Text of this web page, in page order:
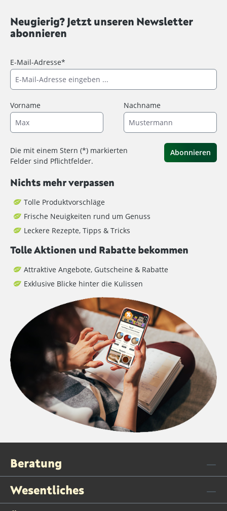
Neugierig? Jetzt unseren Newsletter
abonnieren
E-Mail-Adresse*
Vorname Nachname
Die mit einem Stern (*) markierten
Felder sind Pflichtfelder.
Abonnieren
Nichts mehr verpassen
Tolle Produktvorschläge
Frische Neuigkeiten rund um Genuss
Leckere Rezepte, Tipps & Tricks
Tolle Aktionen und Rabatte bekommen
Attraktive Angebote, Gutscheine & Rabatte
Exklusive Blicke hinter die Kulissen
Beratung
Wesentliches